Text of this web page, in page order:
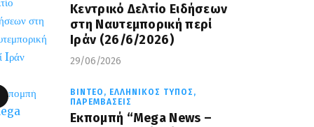
Κεντρικό Δελτίο Ειδήσεων
στη Ναυτεμπορική περί
Iράν (26/6/2026)
29/06/2026
ΒΊΝΤΕΟ, ΕΛΛΗΝΙΚΌΣ ΤΎΠΟΣ,
ΠΑΡΕΜΒΆΣΕΙΣ
Eκπομπή “Mega News –